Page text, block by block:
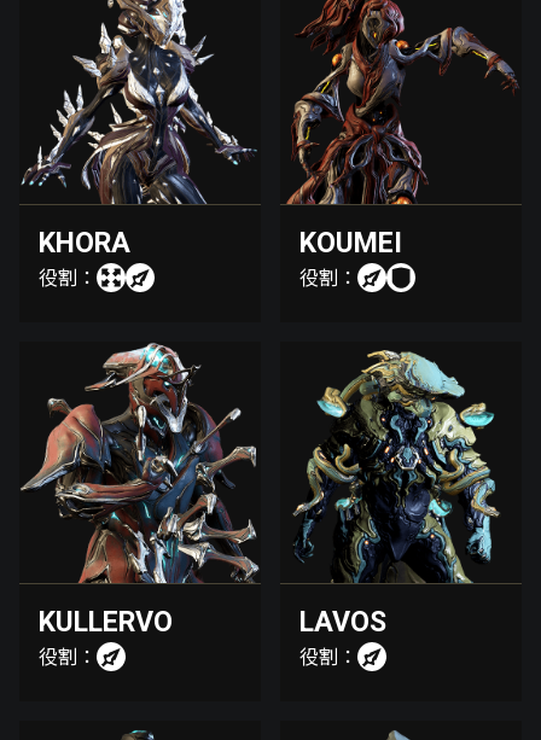
KHORA
役割：
KOUMEI
役割：
KULLERVO
役割：
LAVOS
役割：